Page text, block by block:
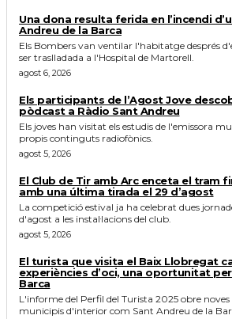
Una dona resulta ferida en l’incendi
Andreu de la Barca
Els Bombers van ventilar l'habitatge després
ser traslladada a l'Hospital de Martorell.
agost 6, 2026
Els participants de l’Agost Jove
pòdcast a Ràdio Sant Andreu
Els joves han visitat els estudis de l'emissora
propis continguts radiofònics.
agost 5, 2026
El Club de Tir amb Arc enceta el tram
amb una última tirada el 29 d’agost
La competició estival ja ha celebrat dues
d'agost a les instal·lacions del club.
agost 5, 2026
El turista que visita el Baix Llobregat
experiències d’oci, una oportunitat
Barca
L'informe del Perfil del Turista 2025 obre
municipis d'interior com Sant Andreu de la